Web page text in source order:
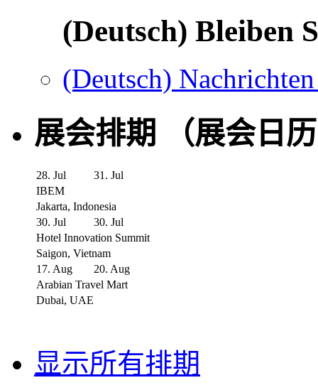
(Deutsch) Bleiben
(Deutsch)
展会排期 （展会日
28. Jul
31. Jul
IBEM
Jakarta, Indonesia
30. Jul
30. Jul
Hotel Innovation Summit
Saigon, Vietnam
17. Aug
20. Aug
Arabian Travel Mart
Dubai, UAE
显示所有排期